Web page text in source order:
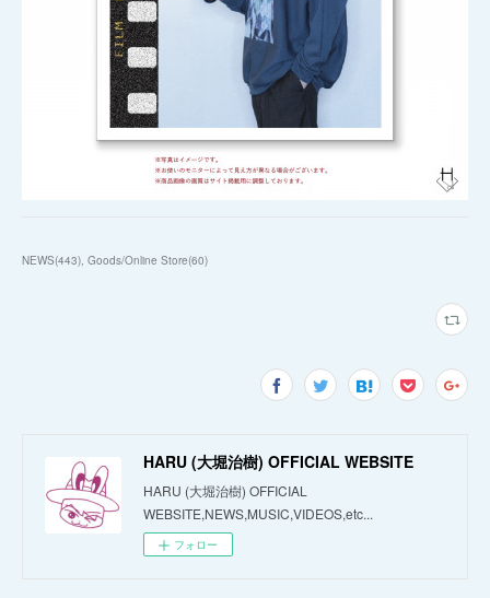
NEWS(443) Goods/Online Store(60)
HARU (大堀治樹) OFFICIAL WEBSITE
HARU (大堀治樹) OFFICIAL
WEBSITE,NEWS,MUSIC,VIDEOS,etc...
フォロー